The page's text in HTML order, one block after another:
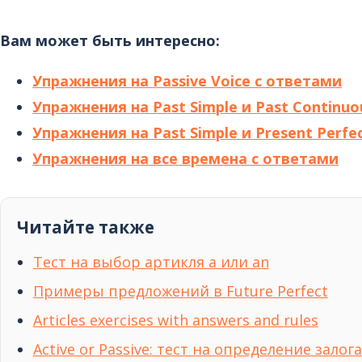
Вам может быть интересно:
Упражнения на Passive Voice с ответами
Упражнения на Past Simple и Past
Упражнения на Past Simple и Present
Упражнения на все времена с ответами
Читайте также
Тест на выбор артикля a или an
Примеры предложений в Future Perfect
Articles exercises with answers and rules
Active or Passive: тест на определение залога